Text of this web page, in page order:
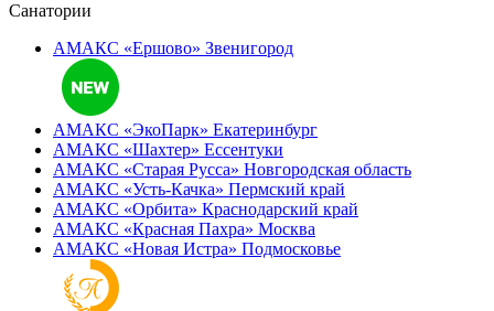
Санатории
АМАКС «Ершово» Звенигород
АМАКС «ЭкоПарк» Екатеринбург
АМАКС «‎Шахтер» Ессентуки
АМАКС «‎Старая Русса» Новгородская область
АМАКС «‎Усть-Качка» Пермский край
АМАКС «‎Орбита» Краснодарский край
АМАКС «‎Красная Пахра» Москва
АМАКС «‎Новая Истра» Подмосковье